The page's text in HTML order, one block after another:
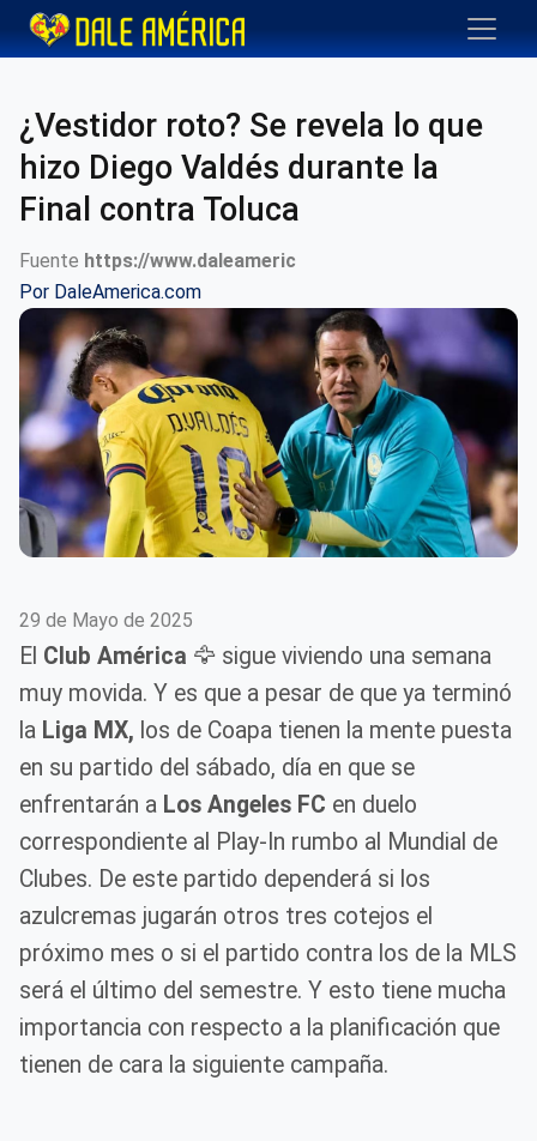
¿Vestidor roto? Se revela lo que
hizo Diego Valdés durante la
Final contra Toluca
Fuente https://www.daleameric
Por DaleAmerica.com
29 de Mayo de 2025
El Club América 🦅 sigue viviendo una semana
muy movida. Y es que a pesar de que ya terminó
la Liga MX, los de Coapa tienen la mente puesta
en su partido del sábado, día en que se
enfrentarán a Los Angeles FC en duelo
correspondiente al Play-In rumbo al Mundial de
Clubes. De este partido dependerá si los
azulcremas jugarán otros tres cotejos el
próximo mes o si el partido contra los de la MLS
será el último del semestre. Y esto tiene mucha
importancia con respecto a la planificación que
tienen de cara la siguiente campaña.